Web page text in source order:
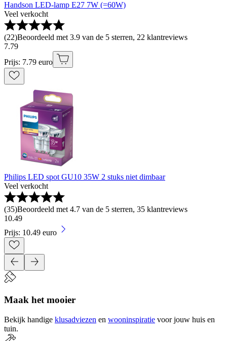
Handson LED-lamp E27 7W (=60W)
Veel verkocht
(22)Beoordeeld met 3.9 van de 5 sterren, 22 klantreviews
7.79
Prijs: 7.79 euro
Philips LED spot GU10 35W 2 stuks niet dimbaar
Veel verkocht
(35)Beoordeeld met 4.7 van de 5 sterren, 35 klantreviews
10.49
Prijs: 10.49 euro
Maak het mooier
Bekijk handige klusadviezen en wooninspiratie voor jouw huis en
tuin.